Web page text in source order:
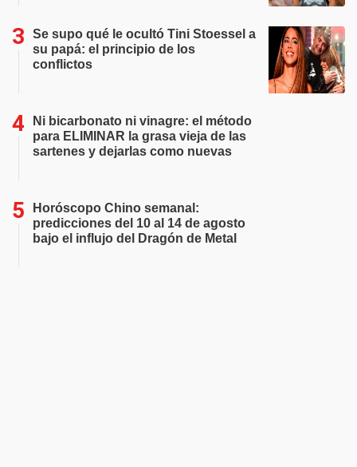
Se supo qué le ocultó Tini Stoessel a
su papá: el principio de los
conflictos
Ni bicarbonato ni vinagre: el método
para ELIMINAR la grasa vieja de las
sartenes y dejarlas como nuevas
Horóscopo Chino semanal:
predicciones del 10 al 14 de agosto
bajo el influjo del Dragón de Metal